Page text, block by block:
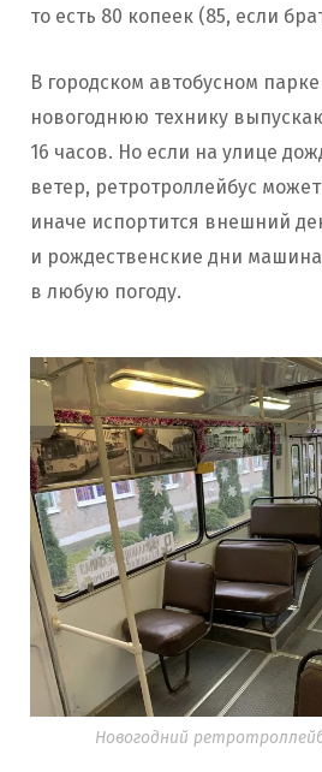
то есть 80 копеек (85, если
В городском автобусном
новогоднюю технику
16 часов. Но если на улице
ветер, ретротроллейбус
иначе испортится внешний
и рождественские дни
в любую погоду.
Новогодний